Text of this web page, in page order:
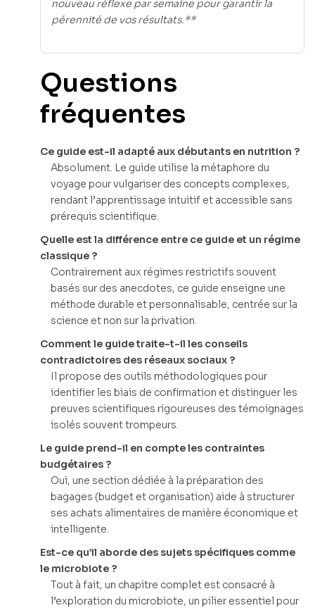
nouveau réflexe par semaine pour garantir la
pérennité de vos résultats.**
Questions
fréquentes
Ce guide est-il adapté aux débutants en nutrition ?
Absolument. Le guide utilise la métaphore du
voyage pour vulgariser des concepts complexes,
rendant l’apprentissage intuitif et accessible sans
prérequis scientifique.
Quelle est la différence entre ce guide et un régime
classique ?
Contrairement aux régimes restrictifs souvent
basés sur des anecdotes, ce guide enseigne une
méthode durable et personnalisable, centrée sur la
science et non sur la privation.
Comment le guide traite-t-il les conseils
contradictoires des réseaux sociaux ?
Il propose des outils méthodologiques pour
identifier les biais de confirmation et distinguer les
preuves scientifiques rigoureuses des témoignages
isolés souvent trompeurs.
Le guide prend-il en compte les contraintes
budgétaires ?
Oui, une section dédiée à la préparation des
bagages (budget et organisation) aide à structurer
ses achats alimentaires de manière économique et
intelligente.
Est-ce qu’il aborde des sujets spécifiques comme
le microbiote ?
Tout à fait, un chapitre complet est consacré à
l’exploration du microbiote, un pilier essentiel pour